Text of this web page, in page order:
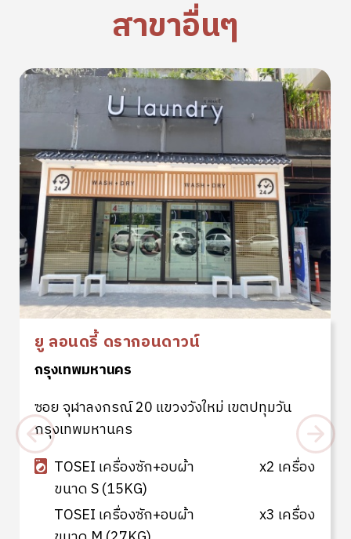
สาขาอื่นๆ
ยู ลอนดรี้ ดรากอนดาวน์
กรุงเทพมหานคร
ซอย จุฬาลงกรณ์ 20 แขวงวังใหม่ เขตปทุมวัน
กรุงเทพมหานคร
TOSEI เครื่องซัก+อบผ้า
ขนาด S (15KG)
x2 เครื่อง
TOSEI เครื่องซัก+อบผ้า
x3 เครื่อง